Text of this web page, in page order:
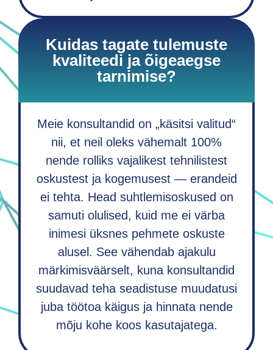
Kuidas tagate tulemuste
kvaliteedi ja õigeaegse
tarnimise?
Meie konsultandid on „käsitsi valitud“
nii, et neil oleks vähemalt 100%
nende rolliks vajalikest tehnilistest
oskustest ja kogemusest — erandeid
ei tehta. Head suhtlemisoskused on
samuti olulised, kuid me ei värba
inimesi üksnes pehmete oskuste
alusel. See vähendab ajakulu
märkimisväärselt, kuna konsultandid
suudavad teha seadistuse muudatusi
juba töötoa käigus ja hinnata nende
mõju kohe koos kasutajatega.